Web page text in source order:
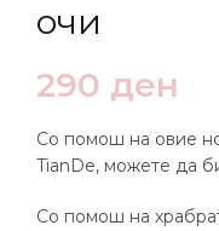
очи
290 ден
Со помош на овие
TianDe, можете да
Со помош на